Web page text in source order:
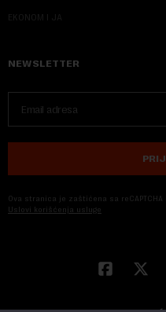
EKONOM I JA
NEWSLETTER
Ova stranica je zaštićena sa
Uslovi korišćenja usluge